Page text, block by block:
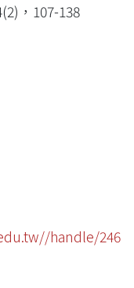
，107-138
handle/246